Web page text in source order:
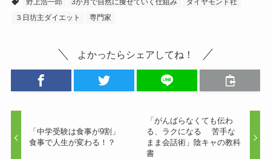
３日坊主ダイエット
専門家
よかったらシェアしてね！
「中学受験は食事が9割」
食事で人生が変わる！？
「がんばらなくても伝わ
る、ラクになる 苦手な
まま会話術」陰キャの教科
書